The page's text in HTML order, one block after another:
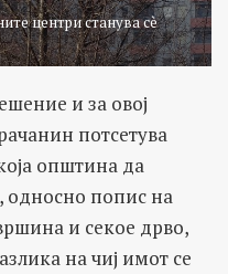
центри станува сè
и за овој
потсетува
општина да
односно попис на
и секое дрво,
на чиј имот се